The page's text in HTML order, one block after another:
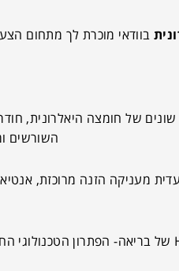
בוודאי מוכרת לך מתחום
שונים של חומצה היאלרונית,
השורשים
מעניקה הזנה מרוכזת,